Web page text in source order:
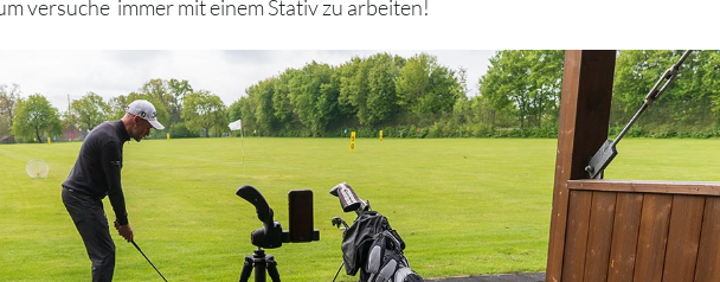
versuche immer mit einem Stativ zu arbeiten!